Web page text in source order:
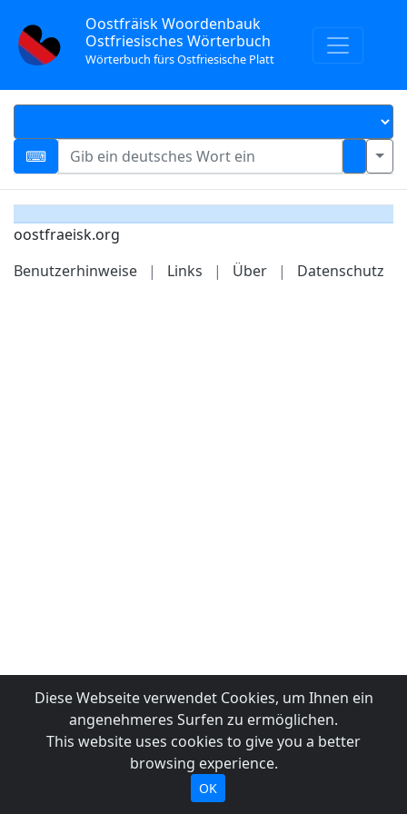
Oostfräisk Woordenbauk
Ostfriesisches Wörterbuch
Wörterbuch fürs Ostfriesische Platt
oostfraeisk.org
Benutzerhinweise
| Links | Über | Datenschutz
Diese Webseite verwendet Cookies, um Ihnen ein
angenehmeres Surfen zu ermöglichen.
This website uses cookies to give you a better
browsing experience.
OK